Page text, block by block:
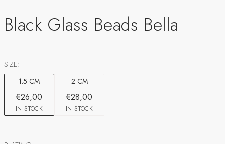
Black Glass Beads Bella
SIZE:
1.5 CM
€26,00
IN STOCK
2 CM
€28,00
IN STOCK